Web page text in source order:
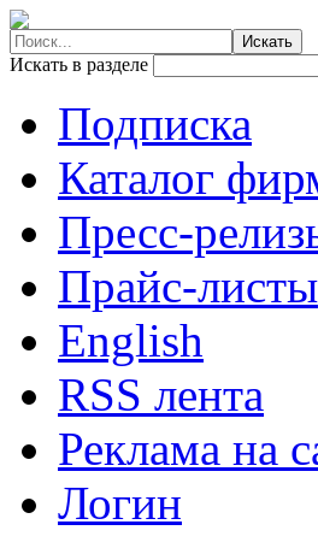
Искать в разделе
Подписка
Каталог
Пресс-
Прайс-листы
English
RSS лента
Реклама на
Логин